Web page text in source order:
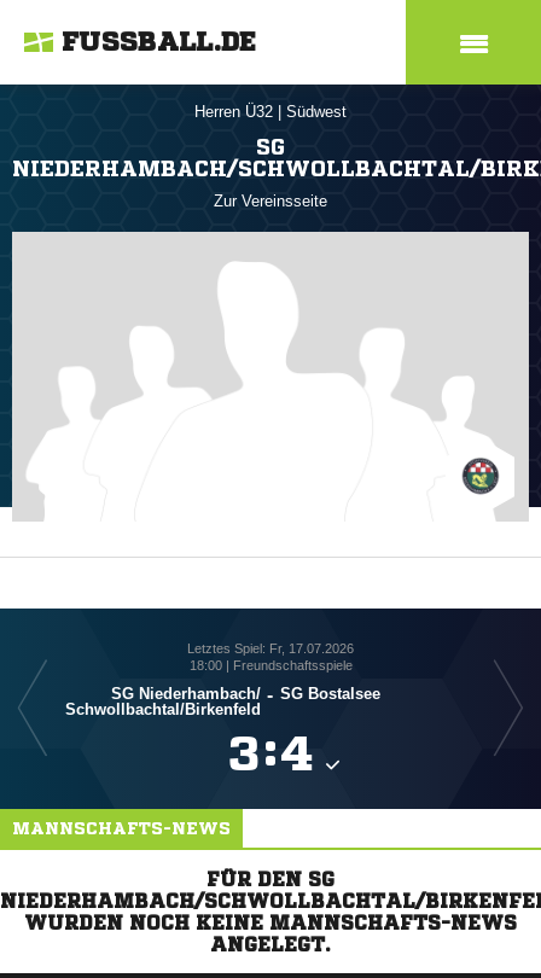
FUSSBALL.DE
Herren Ü32 Südwest
SG
NIEDERHAMBACH/SCHWOLLBACHTAL/
Zur Vereinsseite
Letztes Spiel: Fr, 17.07.2026
18:00 | Freundschaftsspiele
SG Niederhambach/​
Schwollbachtal/​Birkenfeld
- SG Bostalsee
:
MANNSCHAFTS-NEWS
FÜR DEN SG
NIEDERHAMBACH/SCHWOLLBACHTAL/
WURDEN NOCH KEINE MANNSCHAFTS-NEWS
ANGELEGT.